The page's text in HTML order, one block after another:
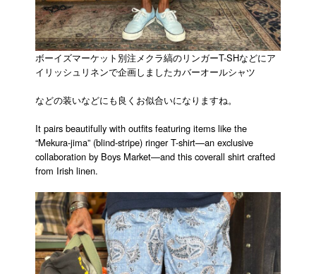
ボーイズマーケット別注メクラ縞のリンガーT-SHなどにア
イリッシュリネンで企画しましたカバーオールシャツ
などの装いなどにも良くお似合いになりますね。
It pairs beautifully with outfits featuring items like the
“Mekura-jima” (blind-stripe) ringer T-shirt—an exclusive
collaboration by Boys Market—and this coverall shirt crafted
from Irish linen.